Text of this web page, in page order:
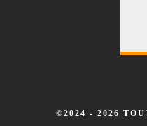
©2024 - 2026